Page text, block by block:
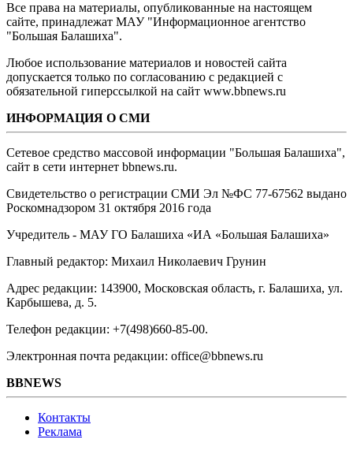
Все права на материалы, опубликованные на настоящем
сайте, принадлежат МАУ "Информационное агентство
"Большая Балашиха".
Любое использование материалов и новостей сайта
допускается только по согласованию с редакцией с
обязательной гиперссылкой на сайт www.bbnews.ru
ИНФОРМАЦИЯ О СМИ
Сетевое средство массовой информации "Большая Балашиха",
сайт в сети интернет bbnews.ru.
Свидетельство о регистрации СМИ Эл №ФС ‎77-67562 выдано
Роскомнадзором 31 октября 2016 года
Учредитель - МАУ ГО Балашиха «ИА «Большая Балашиха»
Главный редактор: Михаил Николаевич Грунин
Адрес редакции: 143900, Московская область, г. Балашиха, ул.
Карбышева, д. 5.
Телефон редакции: +7(498)660-85-00.
Электронная почта редакции: office@bbnews.ru
BBNEWS
Контакты
Реклама